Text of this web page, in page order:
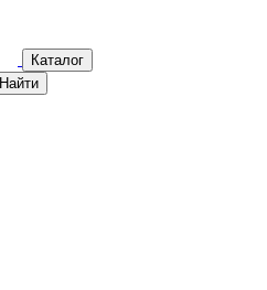
Каталог
Найти